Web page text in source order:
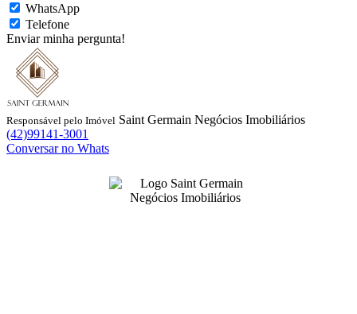
WhatsApp
Telefone
Enviar minha pergunta!
Responsável pelo Imóvel Saint Germain Negócios Imobiliários
(42)99141-3001
Conversar no Whats